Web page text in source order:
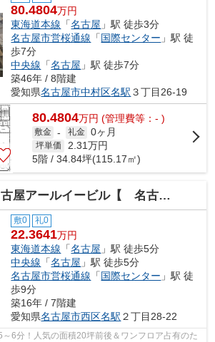
80.4804万円
東海道本線 「名古屋 」駅 徒歩3分
名古屋市営桜通線 「国際センター 」駅 徒
歩7分
中央線 「名古屋 」駅 徒歩7分
築46年 / 8階建
愛知県名古屋市中村区名駅 ３丁目26-19
80.4804万円 (管理費等：- )
敷金 - 礼金 0ヶ月
坪単価 2.31万円
5階 / 34.84坪(115.17㎡)
アールイービル【 名古屋の貸事務所・貸オフィス 】
敷0 礼0
22.3641万円
東海道本線 「名古屋 」駅 徒歩5分
中央線 「名古屋 」駅 徒歩5分
名古屋市営桜通線 「国際センター 」駅 徒
歩9分
築16年 / 7階建
愛知県名古屋市西区名駅 ２丁目28-22
6分！人気の面積20坪前後＆ワンフロア占有のた